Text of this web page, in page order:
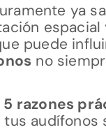
ya
puede
no
5 razones